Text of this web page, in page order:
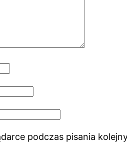
podczas pisania